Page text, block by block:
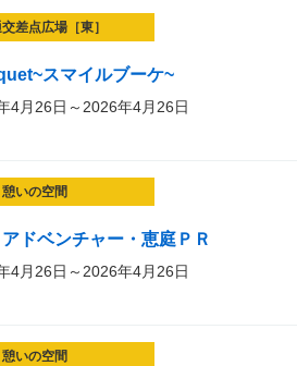
差点広場［東］
スマイルブーケ~
4月26日～2026年4月26日
憩いの空間
ドベンチャー・恵庭ＰＲ
4月26日～2026年4月26日
憩いの空間